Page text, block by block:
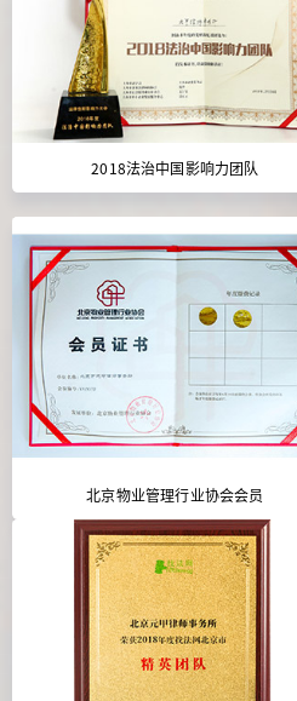
2018法治中国影响力团队
北京物业管理行业协会会员